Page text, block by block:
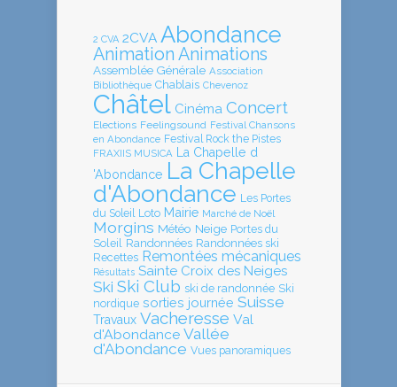
2 CVA 2CVA Abondance
Animation Animations
Assemblée Générale Association
Bibliothèque Chablais Chevenoz
Châtel Cinéma Concert
Elections Feelingsound Festival Chansons
en Abondance Festival Rock the Pistes
FRAXIIS MUSICA
La Chapelle d
'Abondance La Chapelle
d'Abondance Les Portes
du Soleil Loto Mairie Marché de Noël
Morgins Météo Neige Portes du
Soleil Randonnées Randonnées ski
Recettes Remontées mécaniques
Résultats Sainte Croix des Neiges
Ski Ski Club ski de randonnée Ski
nordique sorties journée Suisse
Travaux Vacheresse Val
d'Abondance Vallée
d'Abondance Vues panoramiques